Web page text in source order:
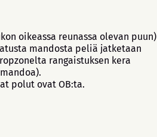
oikeassa reunassa olevan puun)
mandosta peliä jatketaan
rangaistuksen kera
polut ovat OB:ta.